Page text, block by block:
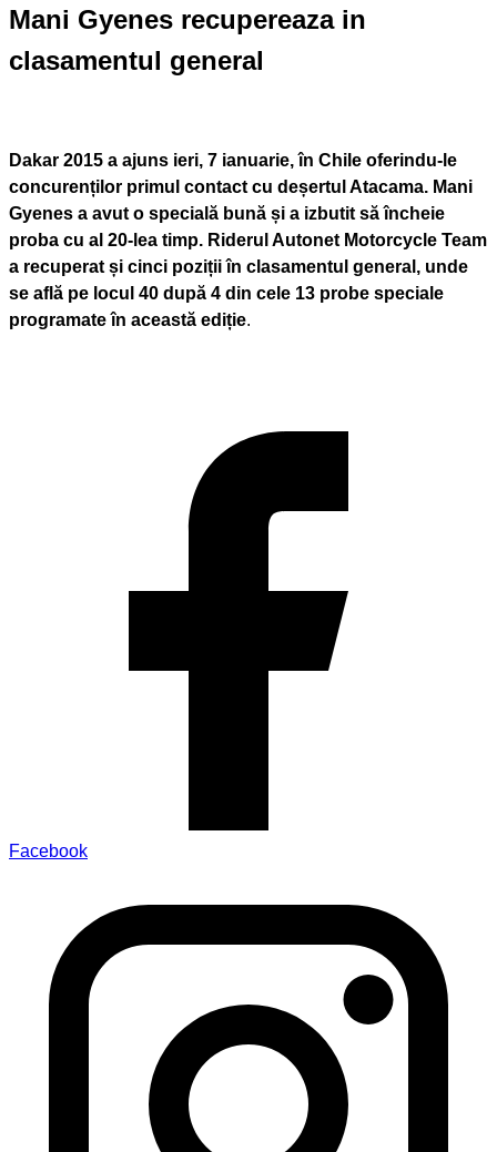
Mani Gyenes recupereaza in
clasamentul general
Dakar 2015 a ajuns ieri, 7 ianuarie, în Chile oferindu-le
concurenților primul contact cu deșertul Atacama. Mani
Gyenes a avut o specială bună și a izbutit să încheie
proba cu al 20-lea timp. Riderul Autonet Motorcycle Team
a recuperat și cinci poziții în clasamentul general, unde
se află pe locul 40 după 4 din cele 13 probe speciale
programate în această ediție.
Facebook